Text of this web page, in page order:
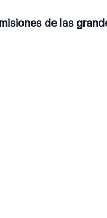
de las